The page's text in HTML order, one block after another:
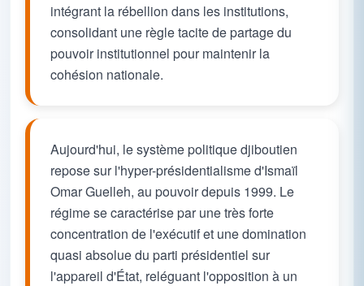
intégrant la rébellion dans les institutions,
consolidant une règle tacite de partage du
pouvoir institutionnel pour maintenir la
cohésion nationale.
Aujourd'hui, le système politique djiboutien
repose sur l'hyper-présidentialisme d'Ismaïl
Omar Guelleh, au pouvoir depuis 1999. Le
régime se caractérise par une très forte
concentration de l'exécutif et une domination
quasi absolue du parti présidentiel sur
l'appareil d'État, reléguant l'opposition à un